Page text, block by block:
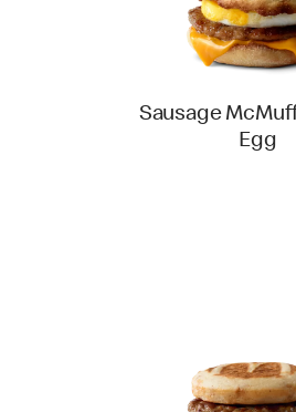
Sausage
Egg